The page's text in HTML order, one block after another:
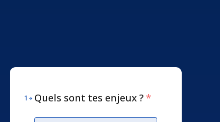
1 Quels sont tes enjeux ? *